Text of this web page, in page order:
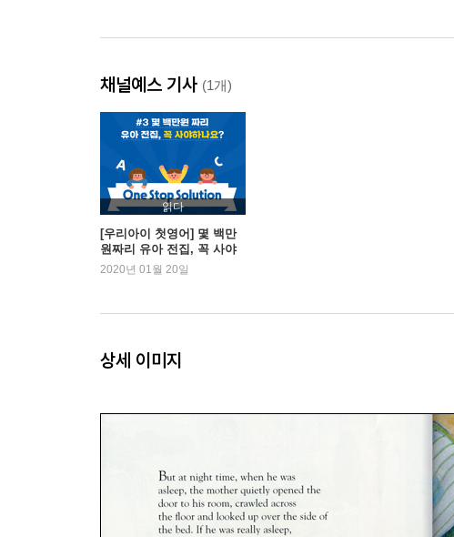
채널예스 기사 (1개)
읽다
[우리아이 첫영어] 몇 백만
원짜리 유아 전집, 꼭 사야
하나?
2020년 01월 20일
상세 이미지